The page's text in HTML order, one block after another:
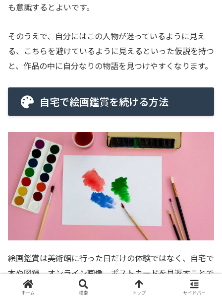
も意識するとよいです。
そのうえで、自分にはこの人物が迷っているように見え
る、こちらを避けているように見えるといった仮説を持つ
と、作品の中に自分なりの物語を見つけやすくなります。
自宅で絵画鑑賞を続ける方法
絵画鑑賞は美術館に行った日だけの体験ではなく、自宅で
本や図録、オンライン画像、ポストカードを見返すことで
継続できます。
ホーム 検索 トップ サイドバー